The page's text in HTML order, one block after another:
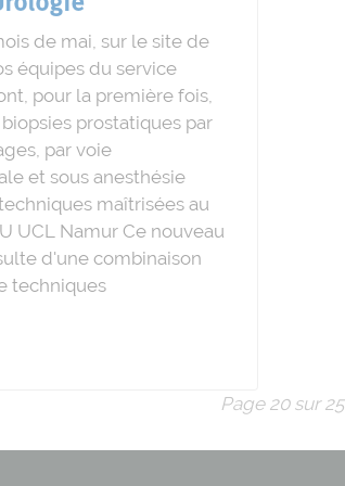
de mai, sur le site de
équipes du service
pour la première fois,
prostatiques par
par voie
et sous anesthésie
maîtrisées au
UCL Namur Ce nouveau
d'une combinaison
techniques
Page 20 sur 25